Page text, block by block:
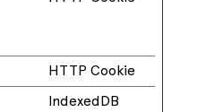
HTTP Cookie
IndexedDB